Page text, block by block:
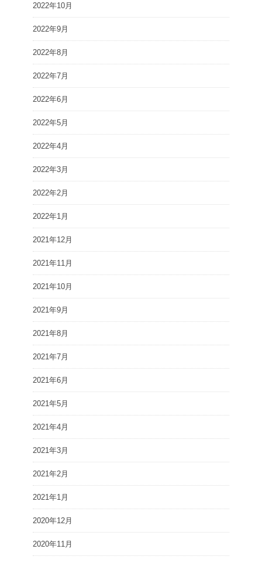
2022年10月
2022年9月
2022年8月
2022年7月
2022年6月
2022年5月
2022年4月
2022年3月
2022年2月
2022年1月
2021年12月
2021年11月
2021年10月
2021年9月
2021年8月
2021年7月
2021年6月
2021年5月
2021年4月
2021年3月
2021年2月
2021年1月
2020年12月
2020年11月